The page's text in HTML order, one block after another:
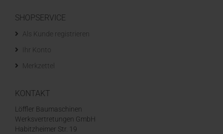
SHOPSERVICE
Als Kunde registrieren
Ihr Konto
Merkzettel
KONTAKT
Löffler Baumaschinen
Werksvertretungen GmbH
Habitzheimer Str. 19